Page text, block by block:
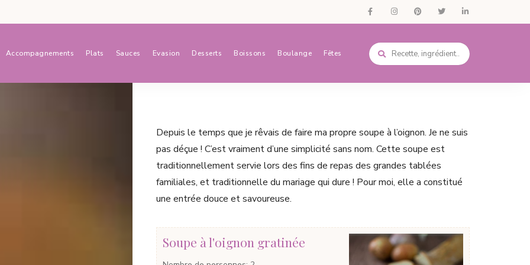
Accompagnements Plats Sauces Evasion Desserts Boissons Boulange Fêtes
Depuis le temps que je rêvais de faire ma propre soupe à l’oignon. Je ne suis
pas déçue ! C’est vraiment d’une simplicité sans nom. Cette soupe est
traditionnellement servie lors des fins de repas des grandes tablées
familiales, et traditionnelle du mariage qui dure ! Pour moi, elle a constitué
une entrée douce et savoureuse.
Soupe à l'oignon gratinée